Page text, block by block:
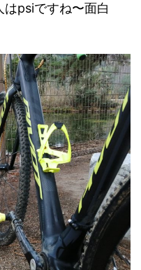
psiですね〜面白